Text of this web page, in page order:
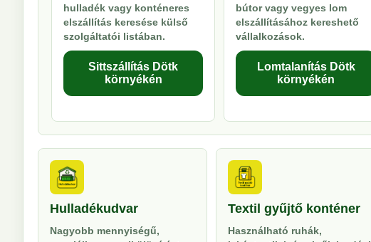
hulladék vagy konténeres
elszállítás keresése külső
szolgáltatói listában.
Sittszállítás Dötk
környékén
bútor vagy vegyes lom
elszállításához kereshető
vállalkozások.
Lomtalanítás Dötk
környékén
Hulladékudvar
Nagyobb mennyiségű,
Textil gyűjtő konténer
Használható ruhák,